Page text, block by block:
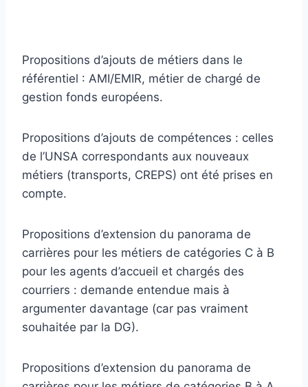
Propositions d’ajouts de métiers dans le
référentiel : AMI/EMIR, métier de chargé de
gestion fonds européens.
Propositions d’ajouts de compétences : celles
de l’UNSA correspondants aux nouveaux
métiers (transports, CREPS) ont été prises en
compte.
Propositions d’extension du panorama de
carrières pour les métiers de catégories C à B
pour les agents d’accueil et chargés des
courriers : demande entendue mais à
argumenter davantage (car pas vraiment
souhaitée par la DG).
Propositions d’extension du panorama de